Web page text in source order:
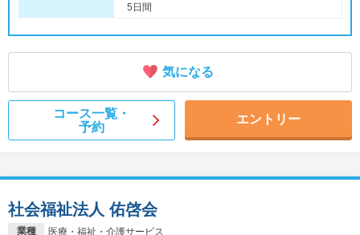
5日間
気になる
コース一覧・
予約
エントリー
業種 医療・福祉・介護サービス
社会福祉法人 佑啓会